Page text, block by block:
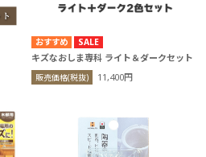
SALE
キズなおしま専科 ライト＆ダークセット
販売価格(税抜) 11,400円